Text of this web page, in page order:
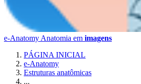
e-Anatomy Anatomia em imagens
PÁGINA INICIAL
e-Anatomy
Estruturas anatômicas
...